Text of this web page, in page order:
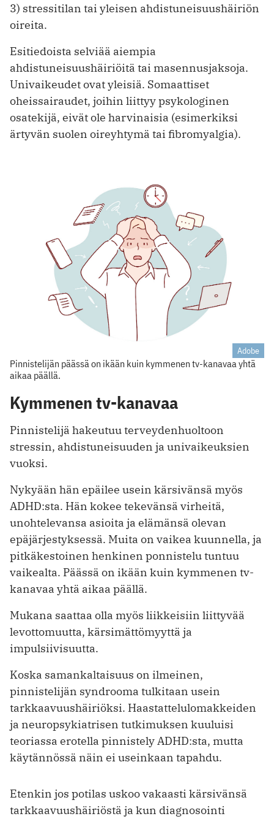
3) stressitilan tai yleisen ahdistuneisuushäiriön
oireita.
Esitiedoista selviää aiempia
ahdistuneisuushäiriöitä tai masennusjaksoja.
Univaikeudet ovat yleisiä. Somaattiset
oheissairaudet, joihin liittyy psykologinen
osatekijä, eivät ole harvinaisia (esimerkiksi
ärtyvän suolen oireyhtymä tai fibromyalgia).
Adobe
Pinnistelijän päässä on ikään kuin kymmenen tv-kanavaa yhtä
aikaa päällä.
Kymmenen tv-kanavaa
Pinnistelijä hakeutuu terveydenhuoltoon
stressin, ahdistuneisuuden ja univaikeuksien
vuoksi.
Nykyään hän epäilee usein kärsivänsä myös
ADHD:sta. Hän kokee tekevänsä virheitä,
unohtelevansa asioita ja elämänsä olevan
epäjärjestyksessä. Muita on vaikea kuunnella, ja
pitkäkestoinen henkinen ponnistelu tuntuu
vaikealta. Päässä on ikään kuin kymmenen tv-
kanavaa yhtä aikaa päällä.
Mukana saattaa olla myös liikkeisiin liittyvää
levottomuutta, kärsimättömyyttä ja
impulsiivisuutta.
Koska samankaltaisuus on ilmeinen,
pinnistelijän syndrooma tulkitaan usein
tarkkaavuushäiriöksi. Haastattelulomakkeiden
ja neuropsykiatrisen tutkimuksen kuuluisi
teoriassa erotella pinnistely ADHD:sta, mutta
käytännössä näin ei useinkaan tapahdu.
Etenkin jos potilas uskoo vakaasti kärsivänsä
tarkkaavuushäiriöstä ja kun diagnosointi